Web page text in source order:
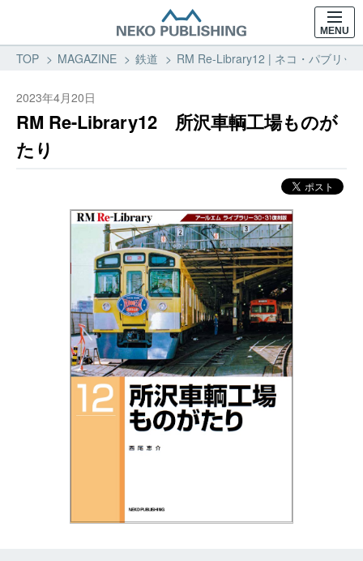
MENU
TOP MAGAZINE 鉄道 RM Re-Library12 | ネコ・パブリッ
2023年4月20日
RM Re-Library12 所沢車輌工場ものが
たり